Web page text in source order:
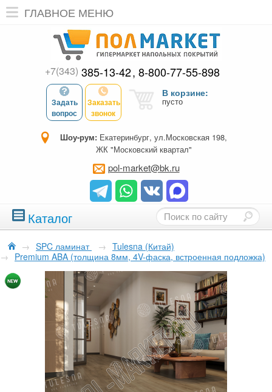
ГЛАВНОЕ МЕНЮ
+7(343) 385-13-42 8-800-77-55-898
Задать
вопрос
Заказать
звонок
В корзине:
пусто
Шоу-рум: Екатеринбург, ул.Московская 198,
ЖК "Московский квартал"
pol-market@bk.ru
Каталог
→ SPC ламинат → Tulesna (Китай)
→ Premium ABA (толщина 8мм, 4V-фаска, встроенная подложка)